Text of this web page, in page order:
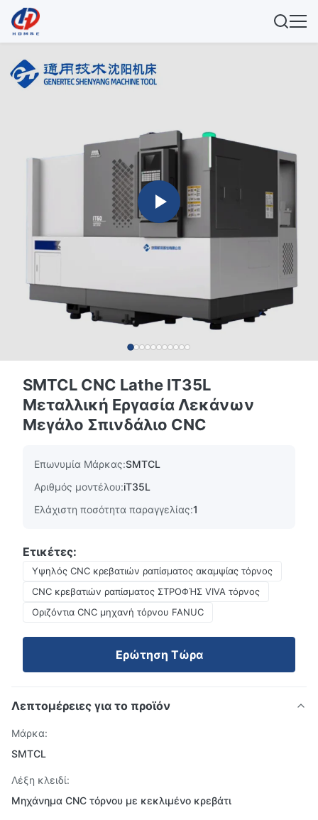
SMTCL CNC Lathe IT35L
Μεταλλική Εργασία Λεκάνων
Μεγάλο Σπινδάλιο CNC
Επωνυμία Μάρκας:SMTCL
Αριθμός μοντέλου:iT35L
Ελάχιστη ποσότητα παραγγελίας:1
Ετικέτες:
Υψηλός CNC κρεβατιών ραπίσματος ακαμψίας τόρνος
CNC κρεβατιών ραπίσματος ΣΤΡΟΦΉΣ VIVA τόρνος
Οριζόντια CNC μηχανή τόρνου FANUC
Ερώτηση Τώρα
Λεπτομέρειες για το προϊόν
Μάρκα:
SMTCL
Λέξη κλειδί:
Μηχάνημα CNC τόρνου με κεκλιμένο κρεβάτι